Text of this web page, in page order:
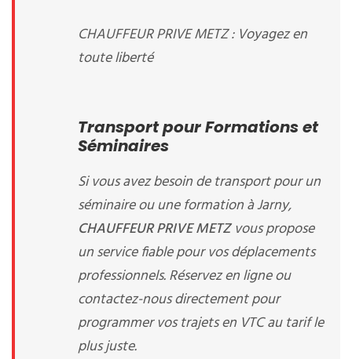
CHAUFFEUR PRIVE METZ : Voyagez en
toute liberté
Transport pour Formations et
Séminaires
Si vous avez besoin de transport pour un
séminaire ou une formation à Jarny,
CHAUFFEUR PRIVE METZvous propose
un service fiable pour vos déplacements
professionnels. Réservez en ligne ou
contactez-nous directement pour
programmer vos trajets en VTC au tarif le
plus juste.